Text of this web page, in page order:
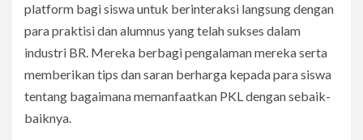
platform bagi siswa untuk berinteraksi langsung dengan
para praktisi dan alumnus yang telah sukses dalam
industri BR. Mereka berbagi pengalaman mereka serta
memberikan tips dan saran berharga kepada para siswa
tentang bagaimana memanfaatkan PKL dengan sebaik-
baiknya.